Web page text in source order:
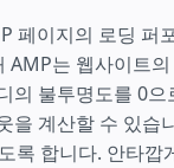
페이지의 로딩 퍼
AMP는 웹사이트의
의 불투명도를 0
을 계산할 수 있습
록 합니다. 안타